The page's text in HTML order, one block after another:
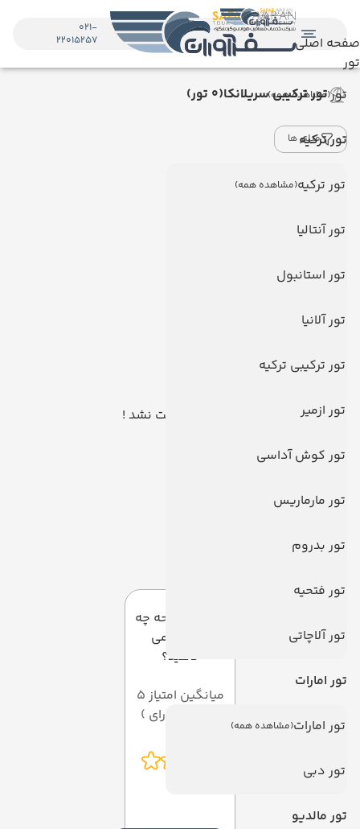
صفحه اصلی
تور
تور(مشاهده همه)
تور ترکیه
تور ترکیه(مشاهده همه)
تور آنتالیا
تور استانبول
تور آلانیا
تور ترکیبی ترکیه
تور ازمیر
تور کوش آداسی
تور مارماریس
تور بدروم
تور فتحیه
تور آلاچاتی
تور امارات
تور امارات(مشاهده همه)
تور دبی
تور مالدیو
021-
22015257
تور ترکیبی سریلانکا(0 تور)
فیلتر ها
هیچ توری یافت نشد !
به این صفحه چه
امتیازی می
دهید؟
میانگین امتیاز 5